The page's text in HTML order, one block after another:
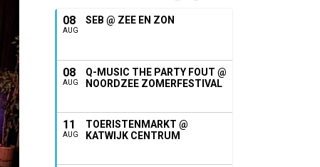
08
AUG
SEB @ ZEE EN ZON
08
AUG
Q-MUSIC THE PARTY FOUT @
NOORDZEE ZOMERFESTIVAL
11
AUG
TOERISTENMARKT @
KATWIJK CENTRUM